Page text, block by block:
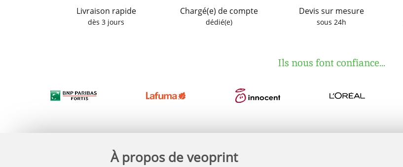
Livraison rapide
dès 3 jours
Chargé(e) de compte
dédié(e)
Devis sur mesure
sous 24h
Ils nous font confiance...
À propos de veoprint